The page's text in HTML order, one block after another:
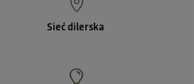
Sieć dilerska